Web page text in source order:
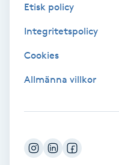
Diamantslipning
Etisk policy
Integritetspolicy
Cookies
Allmänna villkor